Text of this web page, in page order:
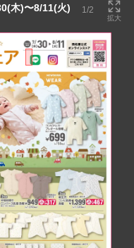
木)〜8/11(火) 1/2
拡大